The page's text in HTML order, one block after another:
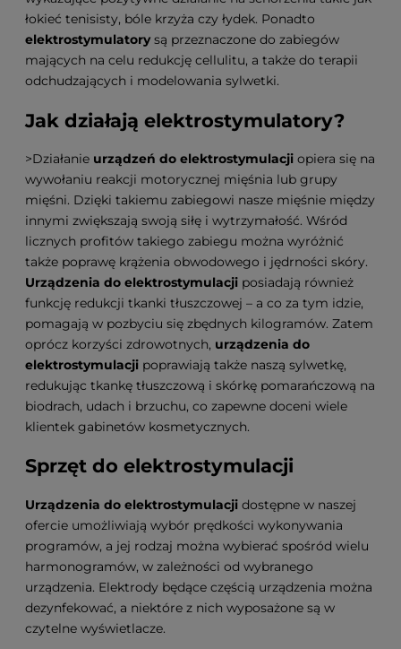
łokieć tenisisty, bóle krzyża czy łydek. Ponadto
elektrostymulatorysą przeznaczone do zabiegów
mających na celu redukcję cellulitu, a także do terapii
odchudzających i modelowania sylwetki.
Jak działają elektrostymulatory?
>Działanie urządzeń do elektrostymulacji opiera się na
wywołaniu reakcji motorycznej mięśnia lub grupy
mięśni. Dzięki takiemu zabiegowi nasze mięśnie między
innymi zwiększają swoją siłę i wytrzymałość. Wśród
licznych profitów takiego zabiegu można wyróżnić
także poprawę krążenia obwodowego i jędrności skóry.
Urządzenia do elektrostymulacji posiadają również
funkcję redukcji tkanki tłuszczowej – a co za tym idzie,
pomagają w pozbyciu się zbędnych kilogramów. Zatem
oprócz korzyści zdrowotnych, urządzenia do
elektrostymulacji poprawiają także naszą sylwetkę,
redukując tkankę tłuszczową i skórkę pomarańczową na
biodrach, udach i brzuchu, co zapewne doceni wiele
klientek gabinetów kosmetycznych.
Sprzęt do elektrostymulacji
Urządzenia do elektrostymulacji dostępne w naszej
ofercie umożliwiają wybór prędkości wykonywania
programów, a jej rodzaj można wybierać spośród wielu
harmonogramów, w zależności od wybranego
urządzenia. Elektrody będące częścią urządzenia można
dezynfekować, a niektóre z nich wyposażone są w
czytelne wyświetlacze.